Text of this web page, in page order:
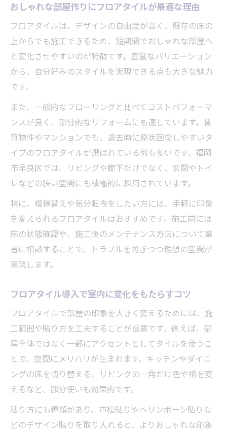
おしゃれな部屋作りにフロアタイルが最適な理由
フロアタイルは、デザインの自由度が高く、既存の床の
上からでも施工できるため、短期間でおしゃれな部屋へ
と変化させやすいのが特徴です。豊富なバリエーション
から、自分好みのスタイルを実現できる点も大きな魅力
です。
また、一般的なフローリングと比べてコストパフォーマ
ンスが良く、部分的なリフォームにも適しています。賃
貸物件やマンションでも、退去時に原状回復しやすいタ
イプのフロアタイルが選ばれている例も多いです。福岡
市早良区では、リビングや廊下だけでなく、玄関やトイ
レなどの狭い空間にも積極的に採用されています。
特に、模様替えや気分転換をしたい方には、手軽に印象
を変えられるフロアタイルはおすすめです。施工前には
床の状態確認や、施工後のメンテナンス方法について業
者に相談することで、トラブルを防ぎつつ理想の空間が
実現します。
フロアタイル導入で室内に変化をもたらすコツ
フロアタイルで部屋の印象を大きく変えるためには、施
工範囲や貼り方を工夫することが重要です。例えば、部
屋全体ではなく一部にアクセントとしてタイルを使うこ
とで、空間にメリハリが生まれます。キッチンやダイニ
ングの床を切り替える、リビングの一角だけ色や柄を変
えるなど、部分使いも効果的です。
貼り方にも種類があり、市松貼りやヘリンボーン貼りな
どのデザイン貼りを取り入れると、よりおしゃれな印象